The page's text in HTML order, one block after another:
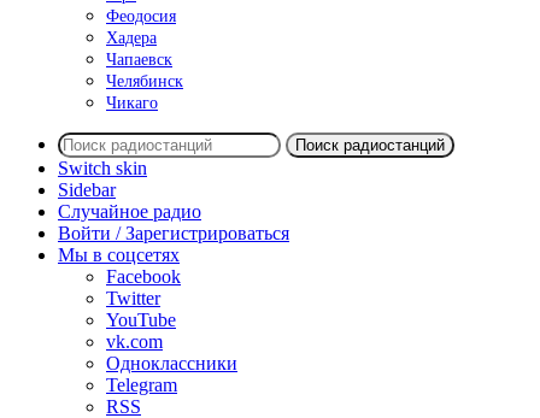
Феодосия
Хадера
Чапаевск
Челябинск
Чикаго
Поиск радиостанций
Switch skin
Sidebar
Случайное радио
Войти / Зарегистрироваться
Мы в соцсетях
Facebook
Twitter
YouTube
vk.com
Одноклассники
Telegram
RSS